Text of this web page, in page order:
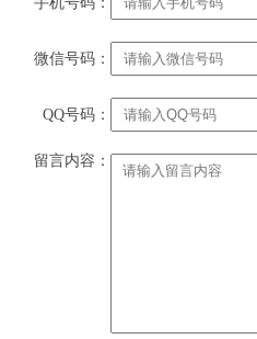
微信号码：
QQ号码：
留言内容：